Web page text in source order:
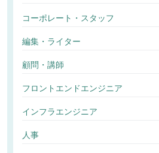
コーポレート・スタッフ
編集・ライター
顧問・講師
フロントエンドエンジニア
インフラエンジニア
人事